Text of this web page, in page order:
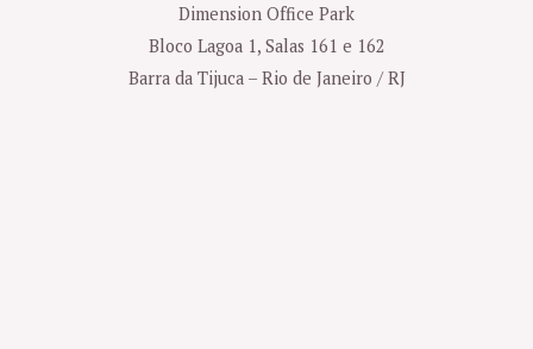
Dimension Office Park
Bloco Lagoa 1, Salas 161 e 162
Barra da Tijuca – Rio de Janeiro / RJ